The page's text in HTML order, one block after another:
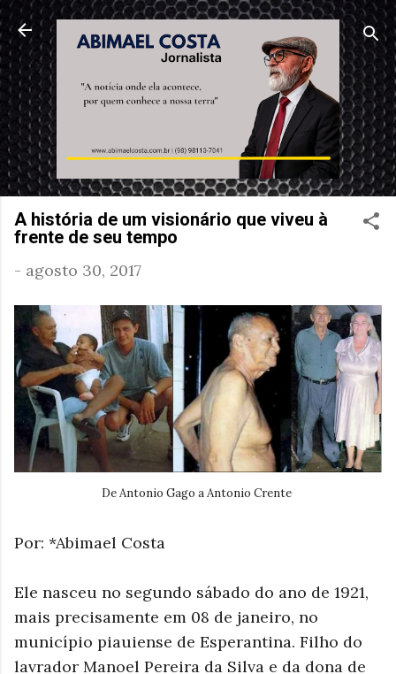
Pular para o conteúdo principal
A história de um visionário que viveu à
frente de seu tempo
- agosto 30, 2017
De Antonio Gago a Antonio Crente
Por: *Abimael Costa
Ele nasceu no segundo sábado do ano de 1921,
mais precisamente em 08 de janeiro, no
município piauiense de Esperantina. Filho do
lavrador Manoel Pereira da Silva e da dona de